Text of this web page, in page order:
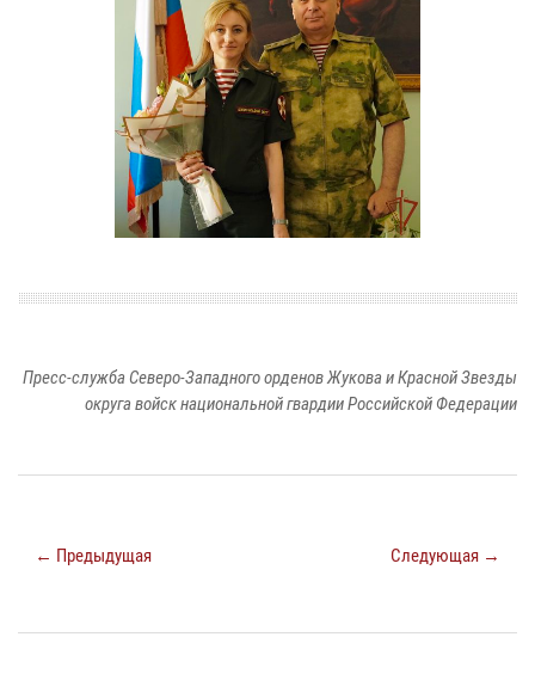
Пресс-служба Северо-Западного орденов Жукова и Красной Звезды
округа войск национальной гвардии Российской Федерации
← Предыдущая Следующая →